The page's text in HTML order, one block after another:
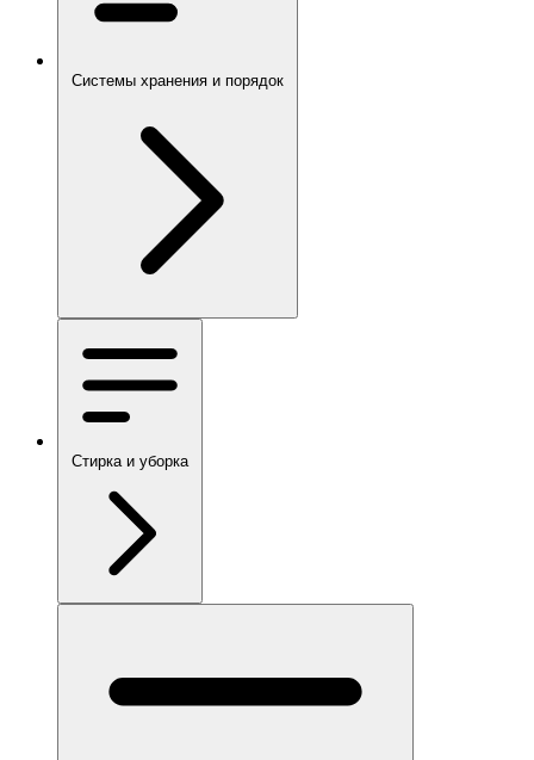
Системы хранения и порядок
Стирка и уборка